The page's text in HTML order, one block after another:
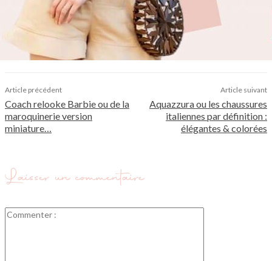
Article précédent
Coach relooke Barbie ou de la
maroquinerie version
miniature…
Article suivant
Aquazzura ou les chaussures
italiennes par définition :
élégantes & colorées
Laisser un commentaire